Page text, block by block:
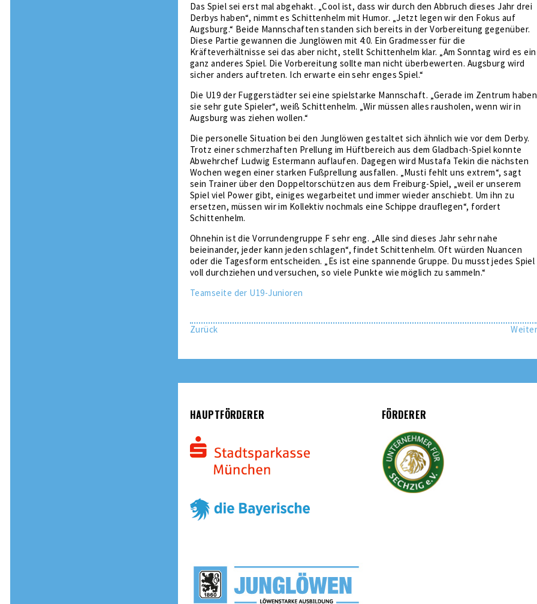
Das Spiel sei erst mal abgehakt. „Cool ist, dass wir durch den Abbruch dieses Jahr drei
Derbys haben“, nimmt es Schittenhelm mit Humor. „Jetzt legen wir den Fokus auf
Augsburg.“ Beide Mannschaften standen sich bereits in der Vorbereitung gegenüber.
Diese Partie gewannen die Junglöwen mit 4:0. Ein Gradmesser für die
Kräfteverhältnisse sei das aber nicht, stellt Schittenhelm klar. „Am Sonntag wird es ein
ganz anderes Spiel. Die Vorbereitung sollte man nicht überbewerten. Augsburg wird
sicher anders auftreten. Ich erwarte ein sehr enges Spiel.“
Die U19 der Fuggerstädter sei eine spielstarke Mannschaft. „Gerade im Zentrum haben
sie sehr gute Spieler“, weiß Schittenhelm. „Wir müssen alles rausholen, wenn wir in
Augsburg was ziehen wollen.“
Die personelle Situation bei den Junglöwen gestaltet sich ähnlich wie vor dem Derby.
Trotz einer schmerzhaften Prellung im Hüftbereich aus dem Gladbach-Spiel konnte
Abwehrchef Ludwig Estermann auflaufen. Dagegen wird Mustafa Tekin die nächsten
Wochen wegen einer starken Fußprellung ausfallen. „Musti fehlt uns extrem“, sagt
sein Trainer über den Doppeltorschützen aus dem Freiburg-Spiel, „weil er unserem
Spiel viel Power gibt, einiges wegarbeitet und immer wieder anschiebt. Um ihn zu
ersetzen, müssen wir im Kollektiv nochmals eine Schippe drauflegen“, fordert
Schittenhelm.
Ohnehin ist die Vorrundengruppe F sehr eng. „Alle sind dieses Jahr sehr nahe
beieinander, jeder kann jeden schlagen“, findet Schittenhelm. Oft würden Nuancen
oder die Tagesform entscheiden. „Es ist eine spannende Gruppe. Du musst jedes Spiel
voll durchziehen und versuchen, so viele Punkte wie möglich zu sammeln.“
Teamseite der U19-Junioren
Zurück Weiter
HAUPTFÖRDERER FÖRDERER